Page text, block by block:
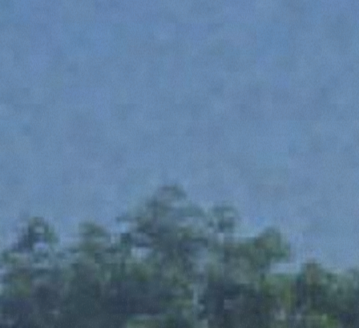
Consenso Dettagli Informazioni sui cookie
Questo sito web utilizza i cookie